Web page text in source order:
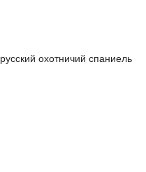
русский охотничий спаниель